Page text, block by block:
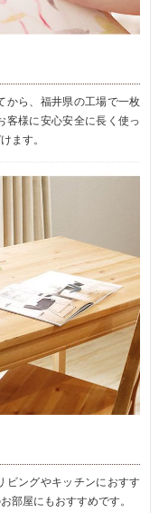
から、福井県の工場で一枚
客様に安心安全に長く使っ
ます。
ビングやキッチンにおすす
部屋にもおすすめです。